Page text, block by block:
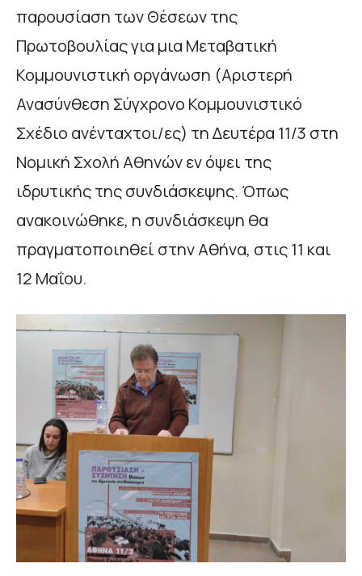
παρουσίαση των Θέσεων της
Πρωτοβουλίας για μια Μεταβατική
Κομμουνιστική οργάνωση (Αριστερή
Ανασύνθεση Σύγχρονο Κομμουνιστικό
Σχέδιο ανένταχτοι/ες) τη Δευτέρα 11/3 στη
Νομική Σχολή Αθηνών εν όψει της
ιδρυτικής της συνδιάσκεψης. Όπως
ανακοινώθηκε, η συνδιάσκεψη θα
πραγματοποιηθεί στην Αθήνα, στις 11 και
12 Μαΐου.